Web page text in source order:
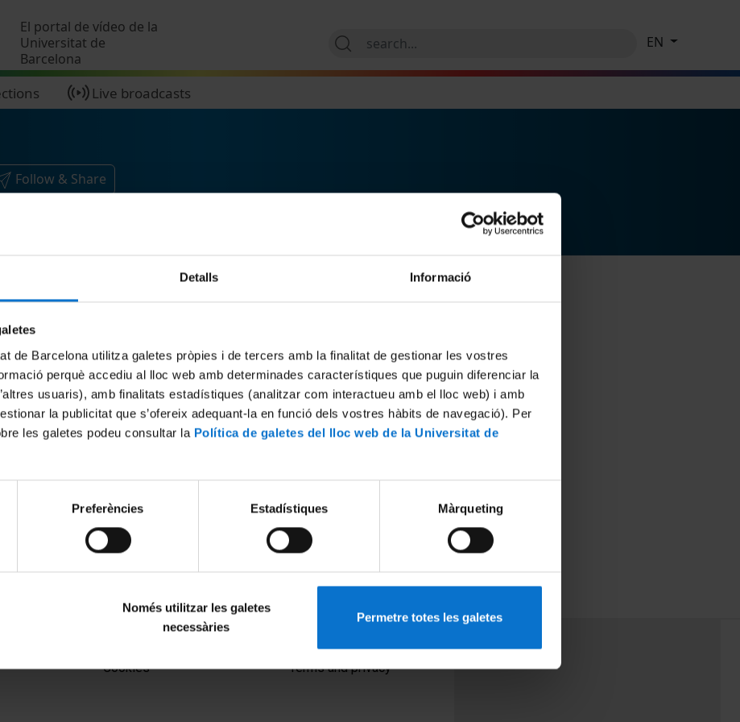
Detalls Informació
de Barcelona utilitza galetes pròpies i de tercers amb la finalitat de gestionar les vostres
perquè accediu al lloc web amb determinades característiques que puguin diferenciar la
usuaris), amb finalitats estadístiques (analitzar com interactueu amb el lloc web) i amb
la publicitat que s’ofereix adequant-la en funció dels vostres hàbits de navegació). Per
les galetes podeu consultar la Política de galetes del lloc web de la Universitat de
Preferències Estadístiques Màrqueting
Només utilitzar les galetes
necessàries
Permetre totes les galetes
El portal de vídeo de la
Universitat de
Barcelona
Live broadcasts
EN
Follow & Share
Cookies
Terms and privacy